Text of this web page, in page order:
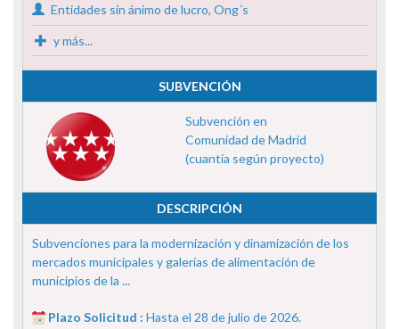
Entidades sin ánimo de lucro, Ong´s
y más...
SUBVENCIÓN
Subvención en
Comunidad de Madrid
(cuantía según proyecto)
DESCRIPCIÓN
Subvenciones para la modernización y dinamización de los
mercados municipales y galerías de alimentación de
municipios de la ...
Plazo Solicitud : Hasta el 28 de julio de 2026.